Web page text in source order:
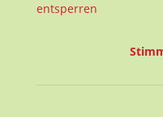
entsperren